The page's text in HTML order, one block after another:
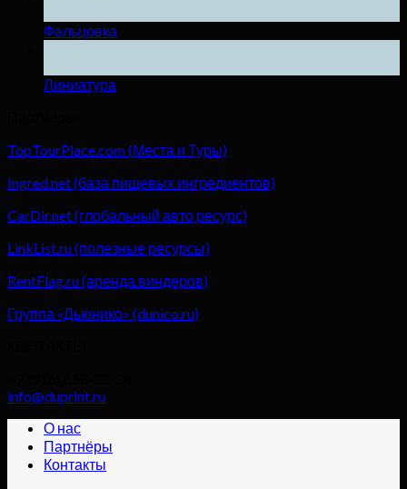
Фальцовка
Линиатура
TopTourPlace.com (Места и Туры)
Ingred.net (база пищевых ингредиентов)
CarDir.net (глобальный авто ресурс)
LinkList.ru (полезные ресурсы)
RentFlag.ru (аренда виндеров)
Группа «Дьюнико» (dunico.ru)
info@duprint.ru
О нас
Партнёры
Контакты